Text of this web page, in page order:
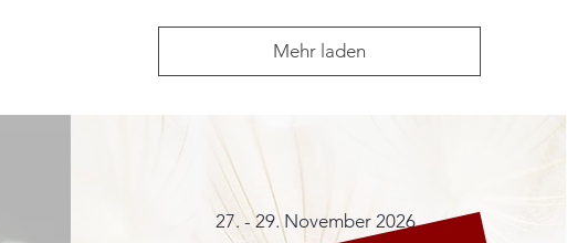
Mehr laden
27. - 29. November 2026